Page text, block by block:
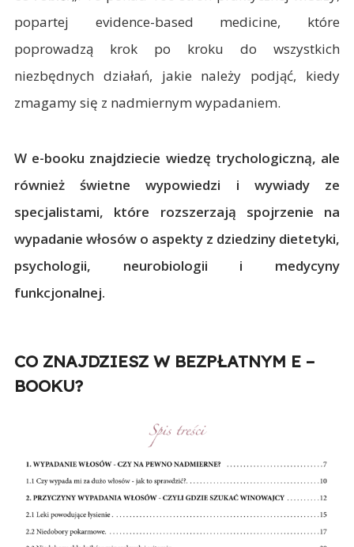
popartej evidence-based medicine, które
poprowadzą krok po kroku do wszystkich
niezbędnych działań, jakie należy podjąć, kiedy
zmagamy się z nadmiernym wypadaniem.
W e-booku znajdziecie wiedzę trychologiczną, ale
również świetne wypowiedzi i wywiady ze
specjalistami, które rozszerzają spojrzenie na
wypadanie włosów o aspekty z dziedziny dietetyki,
psychologii, neurobiologii i medycyny
funkcjonalnej.
CO ZNAJDZIESZ W BEZPŁATNYM E –
BOOKU?